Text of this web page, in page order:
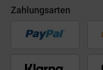
Zahlungsarten